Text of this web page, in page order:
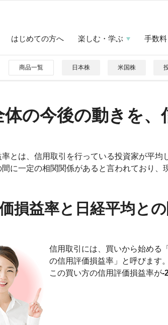
はじめての方へ 楽しむ・学ぶ 手数料
商品一覧 日本株 米国株
体の今後の動きを
とは、信用取引を行っている投資家が平
間に一定の相関関係があると言われており
損益率と日経平均と
信用取引には、買いから始める
の信用評価損益率」と呼びます。
この買い方の信用評価損益率が-